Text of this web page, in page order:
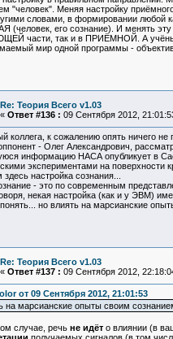
"человек". Меняя настройку
словами, в формировании любой
(человек, его сознание). И менять
части, так и в ПРИЁМНОЙ. А учёные
мир одной программы -
Re: Теория Всего v1.03
« Ответ #136 : 09 Сентября 2012,
коллега, к сожалению опять ничего не
- Олег Александрович,
информацию НАСА опубликует в
экспериментами на поверхности
настройка сознания...
- это по современным
некая настройка (как и у ЭВМ)
но влиять на марсианские
Re: Теория Всего v1.03
« Ответ #137 : 09 Сентября 2012,
от 09 Сентября 2012, 21:01:53
на марсианские опыты своим
случае, речь не идёто влиянии (в